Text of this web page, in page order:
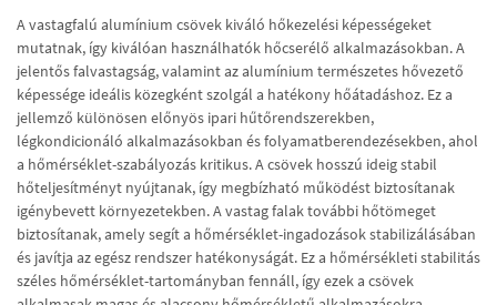
A vastagfalú alumínium csövek kiváló hőkezelési képességeket
mutatnak, így kiválóan használhatók hőcserélő alkalmazásokban. A
jelentős falvastagság, valamint az alumínium természetes hővezető
képessége ideális közegként szolgál a hatékony hőátadáshoz. Ez a
jellemző különösen előnyös ipari hűtőrendszerekben,
légkondicionáló alkalmazásokban és folyamatberendezésekben, ahol
a hőmérséklet-szabályozás kritikus. A csövek hosszú ideig stabil
hőteljesítményt nyújtanak, így megbízható működést biztosítanak
igénybevett környezetekben. A vastag falak további hőtömeget
biztosítanak, amely segít a hőmérséklet-ingadozások stabilizálásában
és javítja az egész rendszer hatékonyságát. Ez a hőmérsékleti stabilitás
széles hőmérséklet-tartományban fennáll, így ezek a csövek